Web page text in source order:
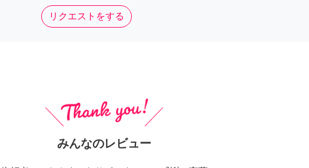
リクエストをする
みんなのレビュー